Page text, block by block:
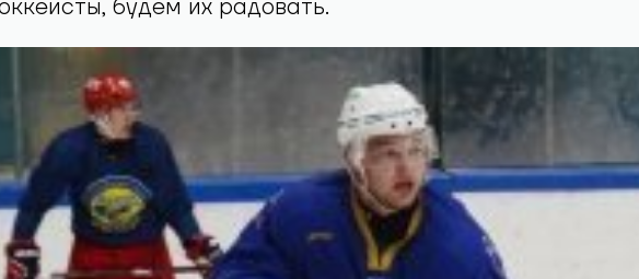
будем их радовать.